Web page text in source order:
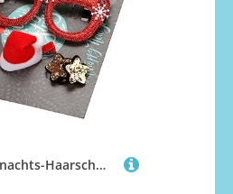
Songelt Weihnachts-Haarschmuck, Party-Anstecknadel, Clip-Set, Brillen, Bühnenauftritte, Kopfbedeckung, Festival, Partyzubehör, 4-teiliges Weihnachtszubehör-Set, Festival-Brillenrahmen